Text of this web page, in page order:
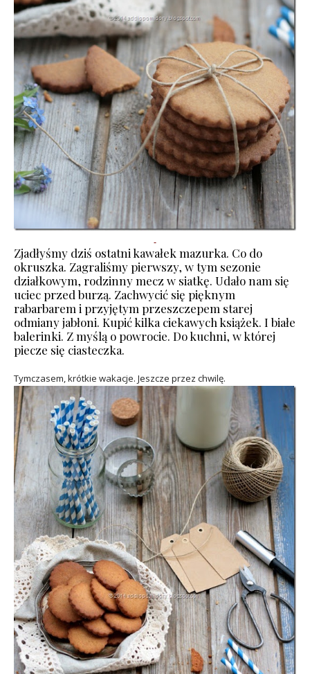
Zjadłyśmy dziś ostatni kawałek mazurka. Co do
okruszka. Zagraliśmy pierwszy, w tym sezonie
działkowym, rodzinny mecz w siatkę. Udało nam się
uciec przed burzą. Zachwycić się pięknym
rabarbarem i przyjętym przeszczepem starej
odmiany jabłoni. Kupić kilka ciekawych książek. I białe
balerinki. Z myślą o powrocie. Do kuchni, w której
piecze się ciasteczka.
Tymczasem, krótkie wakacje. Jeszcze przez chwilę.